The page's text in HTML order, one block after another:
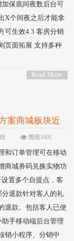
保底间夜数后台可
X个间夜之后才能拿
可生效4.3 客房分销
页面拓展 支持多种
Read More
案商城板块近
围观1601
和订单管理可在移动
商城券码兑换实物功
置多个自提点，客
退款针对客人的礼
退款。包括客人已使
手移动端后台管理
销小程序、分销中